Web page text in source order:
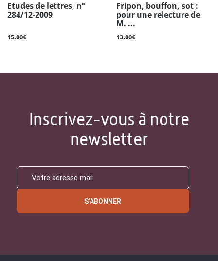
Etudes de lettres, n°
284/12-2009
15.00€
Fripon, bouffon, sot :
pour une relecture de
M. ...
13.00€
Inscrivez-vous à notre
newsletter
S'ABONNER